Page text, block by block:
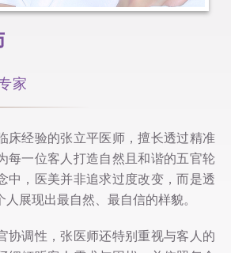
家
床经验的张立平医师，擅长透过精准
每一位客人打造自然且和谐的五官轮
中，医美并非追求过度改变，而是透
展现出最自然、最自信的样貌。
协调性，张医师还特别重视与客人的